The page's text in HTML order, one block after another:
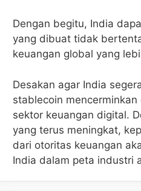
Dengan begitu, India
yang dibuat tidak
keuangan global yang
Desakan agar India
stablecoin
sektor keuangan digital.
yang terus meningkat,
dari otoritas keuangan
India dalam peta industri